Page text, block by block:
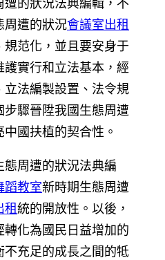
周遭的狀況會議室出租
規范化，並且要安身于
實行和立法基本，經
法編製設置、法令規
驟晉陞我國生態周遭
國扶植的契合性。
周遭的狀況法典編
蹈教室新時期生態周遭
租統的開放性。以後，
化為國民日益增加的
充足的成長之間的牴